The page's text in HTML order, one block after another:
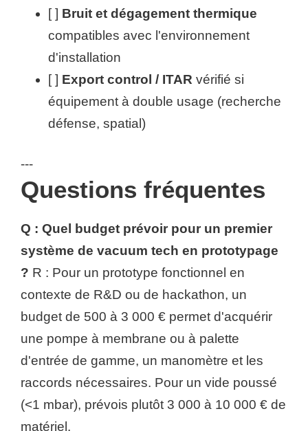
[ ] Bruit et dégagement thermique
compatibles avec l'environnement
d'installation
[ ] Export control / ITAR vérifié si
équipement à double usage (recherche
défense, spatial)
---
Questions fréquentes
Q : Quel budget prévoir pour un premier
système de vacuum tech en prototypage
? R : Pour un prototype fonctionnel en
contexte de R&D ou de hackathon, un
budget de 500 à 3 000 € permet d'acquérir
une pompe à membrane ou à palette
d'entrée de gamme, un manomètre et les
raccords nécessaires. Pour un vide poussé
(<1 mbar), prévois plutôt 3 000 à 10 000 € de
matériel.